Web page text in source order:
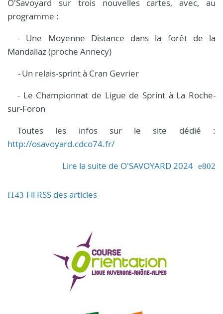
O'Savoyard sur trois nouvelles cartes, avec, au
programme :
- Une Moyenne Distance dans la forêt de la
Mandallaz (proche Annecy)
-Un relais-sprint à Cran Gevrier
- Le Championnat de Ligue de Sprint à La Roche-
sur-Foron
Toutes les infos sur le site dédié :
http://osavoyard.cdco74.fr/
Lire la suite de O'SAVOYARD 2024
Fil RSS des articles